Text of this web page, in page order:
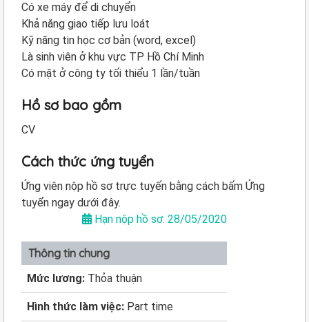
Có xe máy để di chuyển
Khả năng giao tiếp lưu loát
Kỹ năng tin học cơ bản (word, excel)
Là sinh viên ở khu vực TP Hồ Chí Minh
Có mặt ở công ty tối thiểu 1 lần/tuần
Hồ sơ bao gồm
CV
Cách thức ứng tuyển
Ứng viên nộp hồ sơ trực tuyến bằng cách bấm Ứng
tuyển ngay dưới đây.
Hạn nộp hồ sơ: 28/05/2020
Thông tin chung
Mức lương: Thỏa thuận
Hình thức làm việc: Part time